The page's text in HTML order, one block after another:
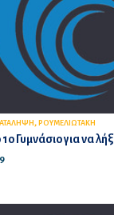
, ΡΟΥΜΕΛΙΩΤΑΚΗ
Γυμνάσιο για να